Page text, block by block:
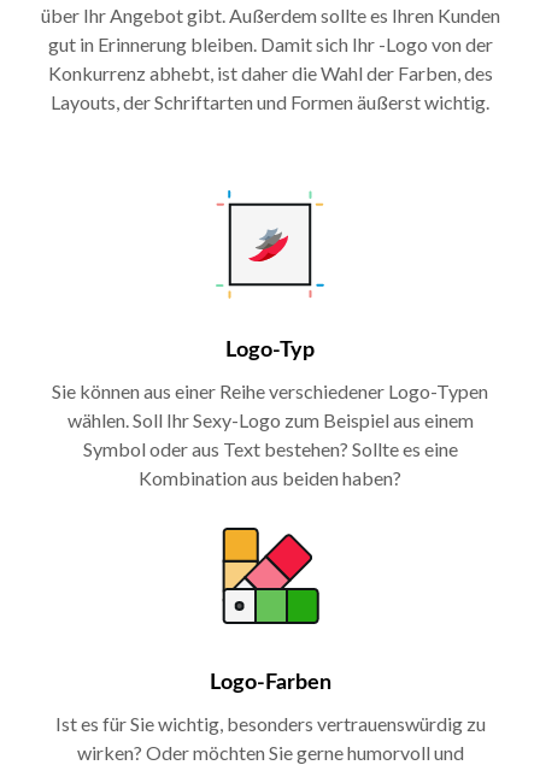
über Ihr Angebot gibt. Außerdem sollte es Ihren Kunden
gut in Erinnerung bleiben. Damit sich Ihr -Logo von der
Konkurrenz abhebt, ist daher die Wahl der Farben, des
Layouts, der Schriftarten und Formen äußerst wichtig.
Logo-Typ
Sie können aus einer Reihe verschiedener Logo-Typen
wählen. Soll Ihr Sexy-Logo zum Beispiel aus einem
Symbol oder aus Text bestehen? Sollte es eine
Kombination aus beiden haben?
Logo-Farben
Ist es für Sie wichtig, besonders vertrauenswürdig zu
wirken? Oder möchten Sie gerne humorvoll und